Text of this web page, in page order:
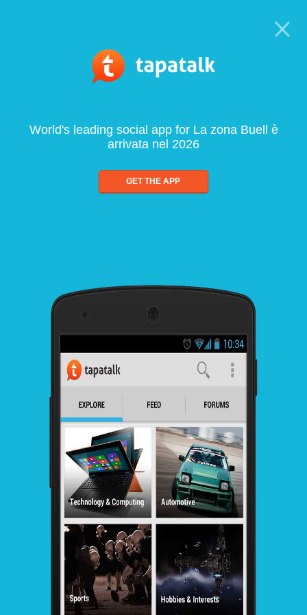
World's leading social app for La zona Buell è
arrivata nel 2026
GET THE APP